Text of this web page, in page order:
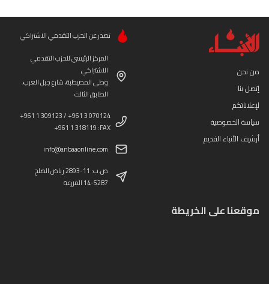
من نحن
إتصل بنا
لإعلاناتكم
سياسة الخصوصية
أرشيف الأنباء القديم
تصدر عن الحزب التقدمي الاشتراكي
المركز الرئيسي للحزب التقدمي
الاشتراكي
وطى المصيطبة، شارع جبل العرب،
الطابق الثالث
+961 1 309123 / +961 3 070124
+961 1 318119 :FAX
info@anbaaonline.com
ص.ب: 11-2893 رياض الصلح
14-5287 المزرعة
موقعنا على الخريطة